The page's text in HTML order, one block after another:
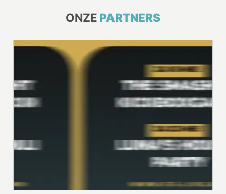
ONZE PARTNERS